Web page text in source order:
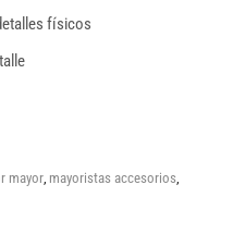
físicos
mayor, mayoristas accesorios,